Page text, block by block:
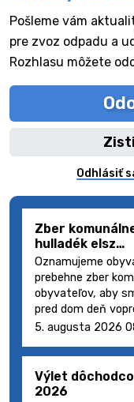
Pošleme vám
pre zvoz odpadu a
Rozhlasu môžete
Odhlásiť
Zber
hulladék elsz…
Oznamujeme
prebehne zber
obyvateľov, aby
pred dom deň
5. augusta 2026
Výlet
2026